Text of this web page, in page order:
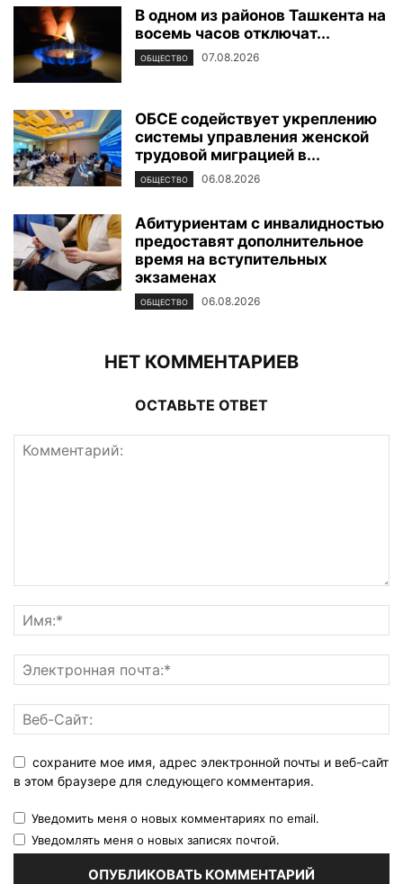
В одном из районов Ташкента на
восемь часов отключат...
ОБЩЕСТВО 07.08.2026
ОБСЕ содействует укреплению
системы управления женской
трудовой миграцией в...
ОБЩЕСТВО 06.08.2026
Абитуриентам с инвалидностью
предоставят дополнительное
время на вступительных
экзаменах
ОБЩЕСТВО 06.08.2026
НЕТ КОММЕНТАРИЕВ
ОСТАВЬТЕ ОТВЕТ
сохраните мое имя, адрес электронной почты и веб-сайт
в этом браузере для следующего комментария.
Уведомить меня о новых комментариях по email.
Уведомлять меня о новых записях почтой.